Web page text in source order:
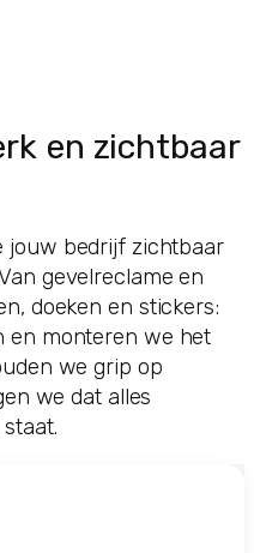
en zichtbaar
jouw bedrijf zichtbaar
gevelreclame en
doeken en stickers:
en monteren we het
we grip op
we dat alles